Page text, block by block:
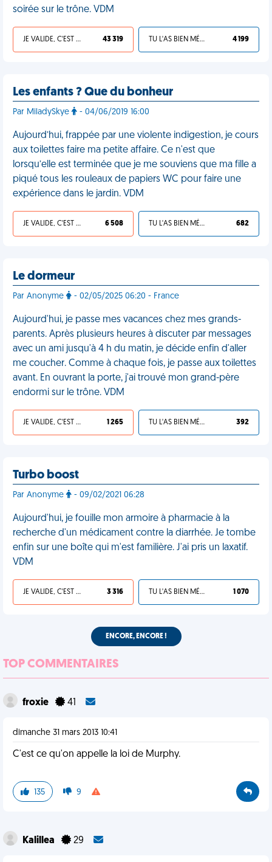
soirée sur le trône. VDM
JE VALIDE, C'EST UNE VDM 43 319 TU L'AS BIEN MÉRITÉ 4 199
Les enfants ? Que du bonheur
Par MiladySkye - 04/06/2019 16:00
Aujourd’hui, frappée par une violente indigestion, je cours
aux toilettes faire ma petite affaire. Ce n'est que
lorsqu’elle est terminée que je me souviens que ma fille a
piqué tous les rouleaux de papiers WC pour faire une
expérience dans le jardin. VDM
JE VALIDE, C'EST UNE VDM 6 508 TU L'AS BIEN MÉRITÉ 682
Le dormeur
Par Anonyme - 02/05/2025 06:20 - France
Aujourd'hui, je passe mes vacances chez mes grands-
parents. Après plusieurs heures à discuter par messages
avec un ami jusqu'à 4 h du matin, je décide enfin d'aller
me coucher. Comme à chaque fois, je passe aux toilettes
avant. En ouvrant la porte, j'ai trouvé mon grand-père
endormi sur le trône. VDM
JE VALIDE, C'EST UNE VDM 1 265 TU L'AS BIEN MÉRITÉ 392
Turbo boost
Par Anonyme - 09/02/2021 06:28
Aujourd'hui, je fouille mon armoire à pharmacie à la
recherche d'un médicament contre la diarrhée. Je tombe
enfin sur une boîte qui m'est familière. J'ai pris un laxatif.
VDM
JE VALIDE, C'EST UNE VDM 3 316 TU L'AS BIEN MÉRITÉ 1 070
ENCORE, ENCORE !
TOP COMMENTAIRES
froxie 41
dimanche 31 mars 2013 10:41
C'est ce qu'on appelle la loi de Murphy.
135 9
Kalillea 29